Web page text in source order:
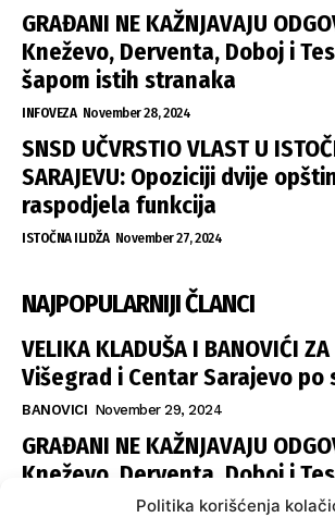
Politika korišćenja
GRAĐANI NE KAŽNJAVAJU
Kneževo, Derventa, Doboj i
šapom istih stranaka
INFOVEZA November 28, 2024
SNSD UČVRSTIO VLAST U
SARAJEVU: Opoziciji dvije
raspodjela funkcija
ISTOČNA ILIDŽA November 27, 2024
NAJPOPULARNIJI ČLANCI
VELIKA KLADUŠA I BANOVIĆI ZA
Višegrad i Centar Sarajevo po
BANOVICI November 29, 2024
GRAĐANI NE KAŽNJAVAJU
Kneževo, Derventa, Doboj i
šapom istih stranaka